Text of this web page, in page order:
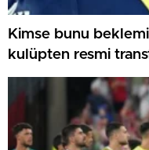
Kimse bunu
kulüpten resmi